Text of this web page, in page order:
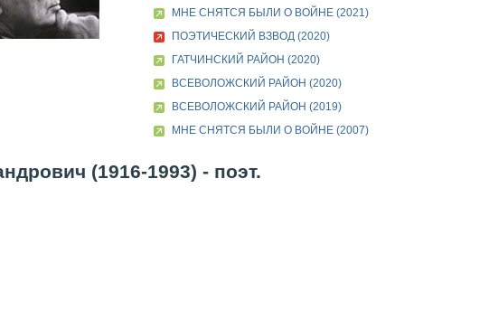
МНЕ СНЯТСЯ БЫЛИ О ВОЙНЕ (2021)
ПОЭТИЧЕСКИЙ ВЗВОД (2020)
ГАТЧИНСКИЙ РАЙОН (2020)
ВСЕВОЛОЖСКИЙ РАЙОН (2020)
ВСЕВОЛОЖСКИЙ РАЙОН (2019)
МНЕ СНЯТСЯ БЫЛИ О ВОЙНЕ (2007)
(1916-1993) - поэт.